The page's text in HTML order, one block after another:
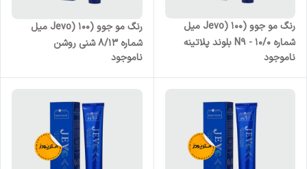
رنگ مو جوو (Jevo) 100 میل
شماره N9 - 10/0 بلوند پلاتینه
ناموجود
رنگ مو جوو (Jevo) 100 میل
شماره 8/13 شنی روشن
ناموجود